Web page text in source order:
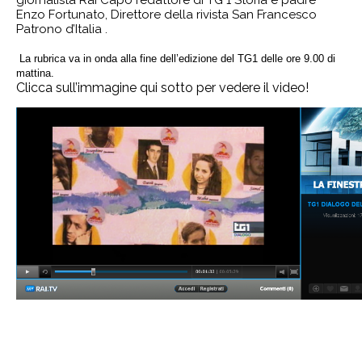
Enzo Fortunato, Direttore della rivista San Francesco
Patrono d’Italia .
La rubrica va in onda alla fine dell’edizione del TG1 delle ore 9.00 di
mattina.
Clicca sull’immagine qui sotto per vedere il video!